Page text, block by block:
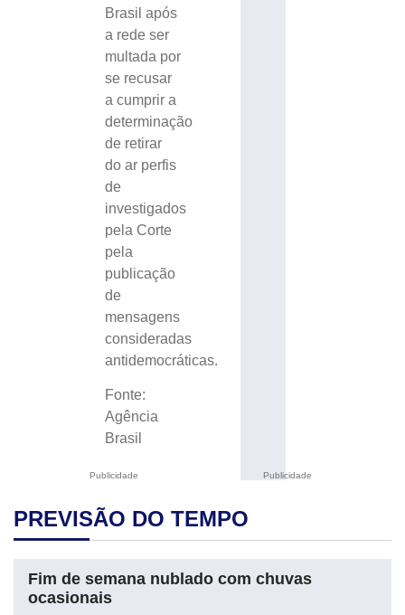
Publicidade
Brasil após
a rede ser
multada por
se recusar
a cumprir a
determinação
de retirar
do ar perfis
de
investigados
pela Corte
pela
publicação
de
mensagens
consideradas
antidemocráticas.
Fonte:
Agência
Brasil
Publicidade
PREVISÃO DO TEMPO
Fim de semana nublado com chuvas
ocasionais